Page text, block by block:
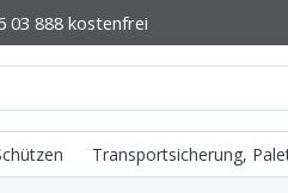
03 888 kostenfrei
Transportsicherung,